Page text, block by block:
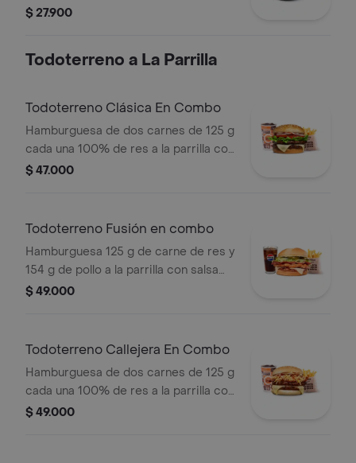
costeño, salsa BBQ, salsa Corral,
$ 27.900
Todoterreno a La Parrilla
Todoterreno Clásica En Combo
Hamburguesa de dos carnes de 125 g
cada una 100% de res a la parrilla con
salsa bbq, queso mozzarella, lechuga,
$ 47.000
Todoterreno Fusión en combo
Hamburguesa 125 g de carne de res y
154 g de pollo a la parrilla con salsa
BBQ, tocineta, queso mozzarella,
medianas (Corral o cascos) + bebida
$ 49.000
Todoterreno Callejera En Combo
Hamburguesa de dos carnes de 125 g
cada una 100% de res a la parrilla con
salsa bbq, tocineta, queso mozzarella,
$ 49.000